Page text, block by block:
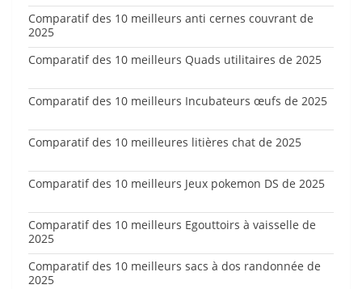
Comparatif des 10 meilleurs anti cernes couvrant de
2025
Comparatif des 10 meilleurs Quads utilitaires de 2025
Comparatif des 10 meilleurs Incubateurs œufs de 2025
Comparatif des 10 meilleures litières chat de 2025
Comparatif des 10 meilleurs Jeux pokemon DS de 2025
Comparatif des 10 meilleurs Egouttoirs à vaisselle de
2025
Comparatif des 10 meilleurs sacs à dos randonnée de
2025